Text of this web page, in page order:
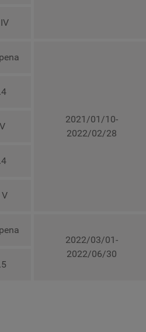
2021/01/10-
2022/02/28
V
2022/03/01-
2022/06/30